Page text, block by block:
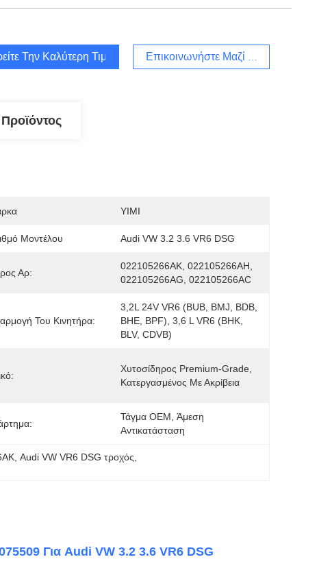
Την Καλύτερη Τιμή Επικοινωνήστε Μαζί Μας
YIMI
Μοντέλου Audi VW 3.2 3.6 VR6 DSG
Αρ:
022105266AK, 022105266AH,
022105266AG, 022105266AC
Του Κινητήρα:
3,2L 24V VR6 (BUB, BMJ, BDB,
BHE, BPF), 3,6 L VR6 (BHK,
BLV, CDVB)
Χυτοσίδηρος Premium-Grade,
Κατεργασμένος Με Ακρίβεια
Τάγμα OEM, Άμεση
Αντικατάσταση
, Audi VW VR6 DSG τροχός
Για Audi VW 3.2 3.6 VR6 DSG